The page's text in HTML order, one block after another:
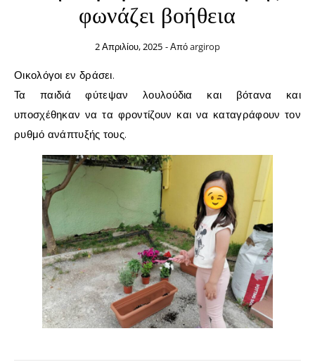
φωνάζει βοήθεια
2 Απριλίου, 2025 - Απόargirop
Οικολόγοι εν δράσει.
Τα παιδιά φύτεψαν λουλούδια και βότανα και
υποσχέθηκαν να τα φροντίζουν και να καταγράφουν τον
ρυθμό ανάπτυξής τους.